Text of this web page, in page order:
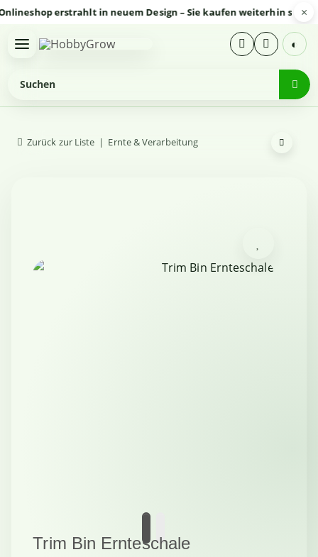
erstrahlt in neuem Design – Sie kaufen weiterhin sicher ×
◐
Zurück zur Liste Ernte & Verarbeitung
Trim Bin Ernteschale